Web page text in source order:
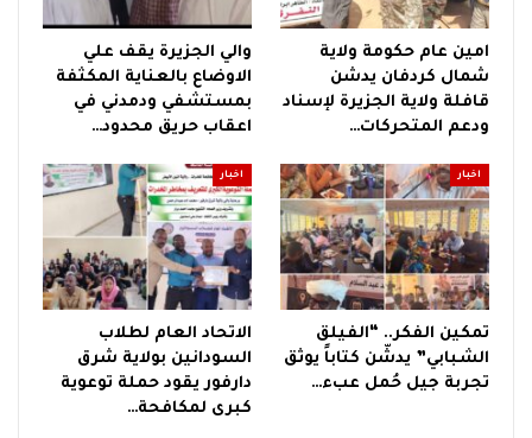
امين عام حكومة ولاية
شمال كردفان يدشن
قافلة ولاية الجزيرة لإسناد
ودعم المتحركات…
والي الجزيرة يقف علي
الاوضاع بالعناية المكثفة
بمستشفي ودمدني في
اعقاب حريق محدود…
اخبار
تمكين الفكر.. “الفيلق
الشبابي” يدشّن كتاباً يوثق
تجربة جيل حُمل عبء…
اخبار
الاتحاد العام لطلاب
السودانين بولاية شرق
دارفور يقود حملة توعوية
كبرى لمكافحة…